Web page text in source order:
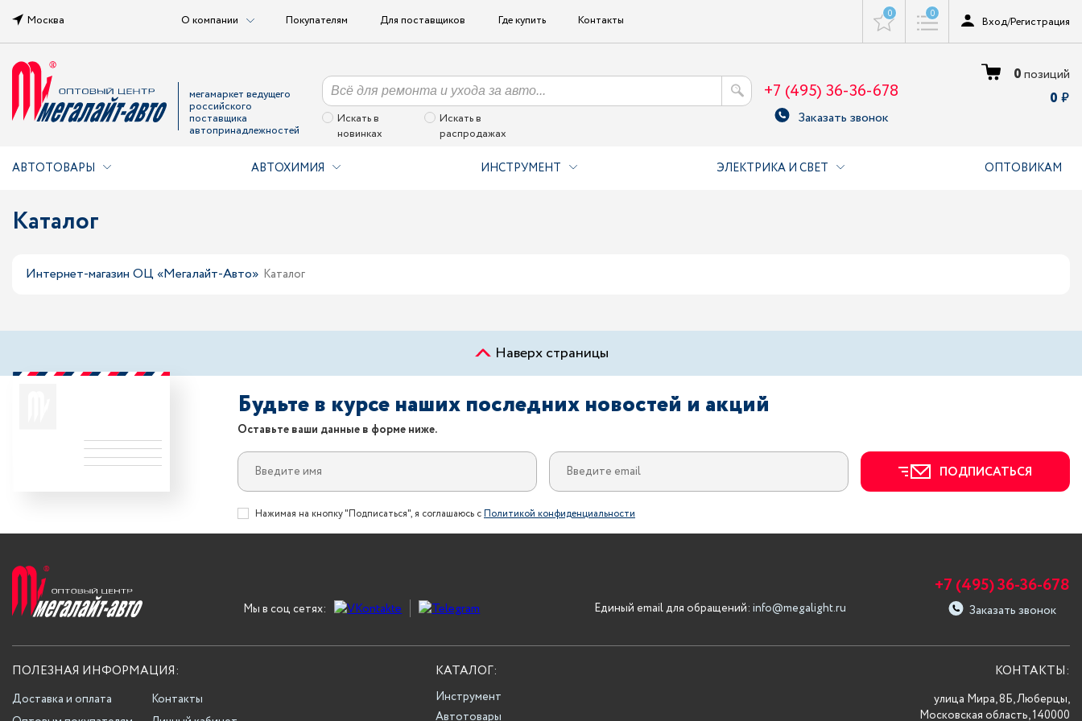
Москва О компании Покупателям Для поставщиков Где купить Контакты 0 0
Вход/Регистрация
мегамаркет ведущего
российского
поставщика
автопринадлежностей
Искать в
новинках
Искать в
распродажах
+7 (495) 36-36-678
Заказать звонок
0позиций
0
АВТОТОВАРЫ АВТОХИМИЯ ИНСТРУМЕНТ ЭЛЕКТРИКА И СВЕТ ОПТОВИКАМ
Каталог
Интернет-магазин ОЦ «Мегалайт-Авто» Каталог
Наверх страницы
Будьте в курсе наших последних новостей и акций
Оставьте ваши данные в форме ниже.
ПОДПИСАТЬСЯ
Нажимая на кнопку "Подписаться", я соглашаюсь сПолитикой конфиденциальности
Мы в соц сетях: Единый email для обращений: info@megalight.ru
+7 (495) 36-36-678
Заказать звонок
ПОЛЕЗНАЯ ИНФОРМАЦИЯ:
Доставка и оплата
Контакты
КАТАЛОГ:
Инструмент
Автотовары
КОНТАКТЫ:
улица Мира, 8Б, Люберцы,
Московская область, 140000